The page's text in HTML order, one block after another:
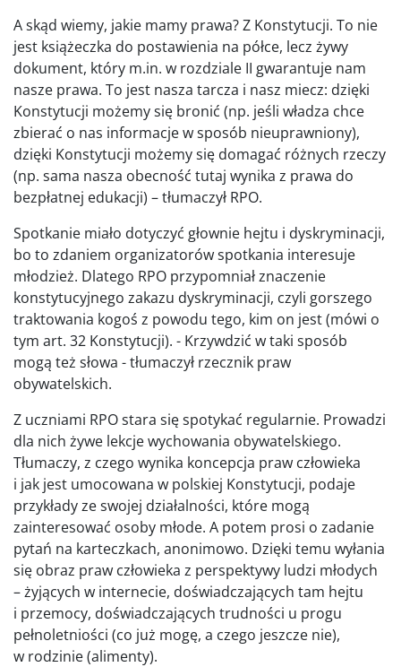
A skąd wiemy, jakie mamy prawa? Z Konstytucji. To nie
jest książeczka do postawienia na półce, lecz żywy
dokument, który m.in. w rozdziale II gwarantuje nam
nasze prawa. To jest nasza tarcza i nasz miecz: dzięki
Konstytucji możemy się bronić (np. jeśli władza chce
zbierać o nas informacje w sposób nieuprawniony),
dzięki Konstytucji możemy się domagać różnych rzeczy
(np. sama nasza obecność tutaj wynika z prawa do
bezpłatnej edukacji) – tłumaczył RPO.
Spotkanie miało dotyczyć głownie hejtu i dyskryminacji,
bo to zdaniem organizatorów spotkania interesuje
młodzież. Dlatego RPO przypomniał znaczenie
konstytucyjnego zakazu dyskryminacji, czyli gorszego
traktowania kogoś z powodu tego, kim on jest (mówi o
tym art. 32 Konstytucji). - Krzywdzić w taki sposób
mogą też słowa - tłumaczył rzecznik praw
obywatelskich.
Z uczniami RPO stara się spotykać regularnie. Prowadzi
dla nich żywe lekcje wychowania obywatelskiego.
Tłumaczy, z czego wynika koncepcja praw człowieka
i jak jest umocowana w polskiej Konstytucji, podaje
przykłady ze swojej działalności, które mogą
zainteresować osoby młode. A potem prosi o zadanie
pytań na karteczkach, anonimowo. Dzięki temu wyłania
się obraz praw człowieka z perspektywy ludzi młodych
– żyjących w internecie, doświadczających tam hejtu
i przemocy, doświadczających trudności u progu
pełnoletniości (co już mogę, a czego jeszcze nie),
w rodzinie (alimenty).